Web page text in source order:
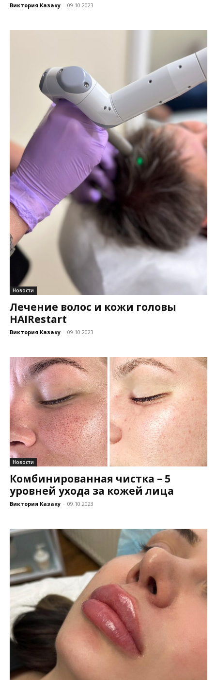
Виктория Казаку - 09.10.2023
Новости
Лечение волос и кожи головы
HAIRestart
Виктория Казаку - 09.10.2023
Новости
Комбинированная чистка – 5
уровней ухода за кожей лица
Виктория Казаку - 09.10.2023